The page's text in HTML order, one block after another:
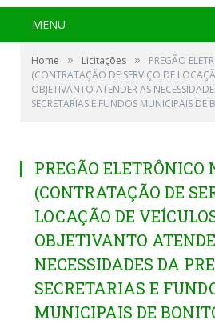
MENU
Home » Licitações »
PREGÃO
(CONTRATAÇÃO DE SERVIÇO DE
OBJETIVANTO ATENDER AS
SECRETARIAS E FUNDOS MUNICIPAIS DE
PREGÃO ELETRÔNICO
(CONTRATAÇÃO DE
LOCAÇÃO DE
OBJETIVANTO
NECESSIDADES DA
SECRETARIAS E
MUNICIPAIS DE